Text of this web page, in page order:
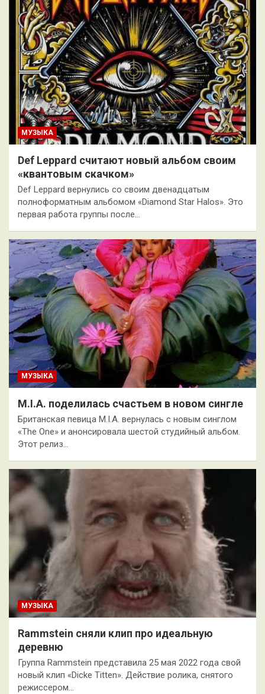
МУЗЫКА
Def Leppard считают новый альбом своим
«квантовым скачком»
Def Leppard вернулись со своим двенадцатым
полноформатным альбомом «Diamond Star Halos». Это
первая работа группы после…
МУЗЫКА
M.I.A. поделилась счастьем в новом сингле
Британская певица M.I.A. вернулась с новым синглом
«The One» и анонсировала шестой студийный альбом.
Этот релиз…
МУЗЫКА
Rammstein сняли клип про идеальную
деревню
Группа Rammstein представила 25 мая 2022 года свой
новый клип «Dicke Titten». Действие ролика, снятого
режиссером…